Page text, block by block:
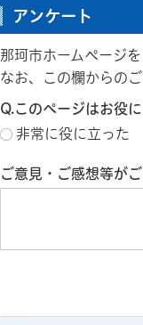
アンケート
那珂市ホームページ
なお、この欄からの
Q.このページはお役
非常に役に立った
ご意見・ご感想等が